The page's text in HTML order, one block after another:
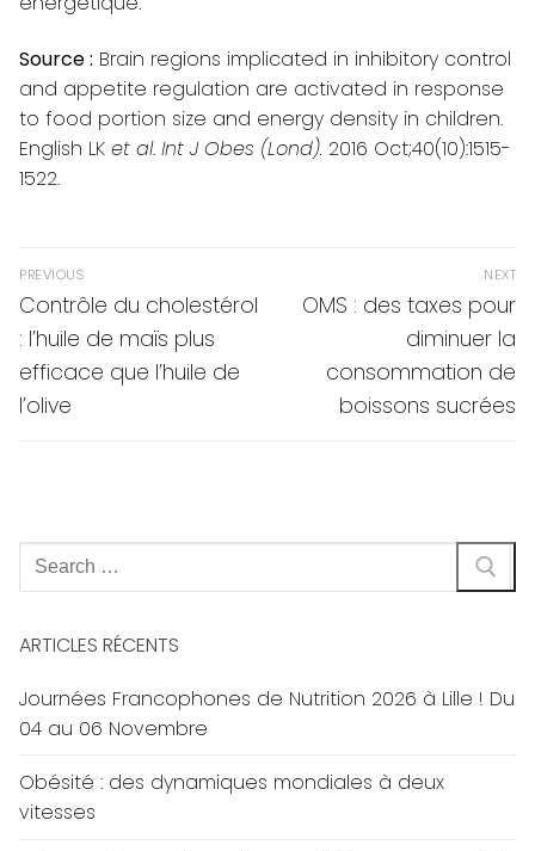
Source : Brain regions implicated in inhibitory control
and appetite regulation are activated in response
to food portion size and energy density in children.
English LK et al. Int J Obes (Lond). 2016 Oct;40(10):1515-
1522.
Navigation
de
l’article
PREVIOUS
Previous
post:
Contrôle du cholestérol
: l’huile de maïs plus
efficace que l’huile de
l’olive
NEXT
Next
OMS : des taxes pour
diminuer la
consommation de
boissons sucrées
Rechercher
:
ARTICLES RÉCENTS
Journées Francophones de Nutrition 2026 à Lille ! Du
04 au 06 Novembre
Obésité : des dynamiques mondiales à deux
vitesses